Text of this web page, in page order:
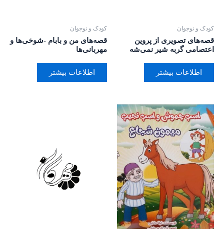
کودک و نوجوان
قصه‌های تصویری از پروین
اعتصامی گربه شیر نمی‌شه
اطلاعات بیشتر
کودک و نوجوان
قصه‌های من و بابام -شوخی‌ها و
مهربانی‌ها
اطلاعات بیشتر